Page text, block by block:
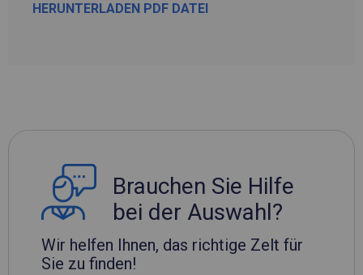
HERUNTERLADEN PDF DATEI
Brauchen Sie Hilfe
bei der Auswahl?
Wir helfen Ihnen, das richtige Zelt für
Sie zu finden!